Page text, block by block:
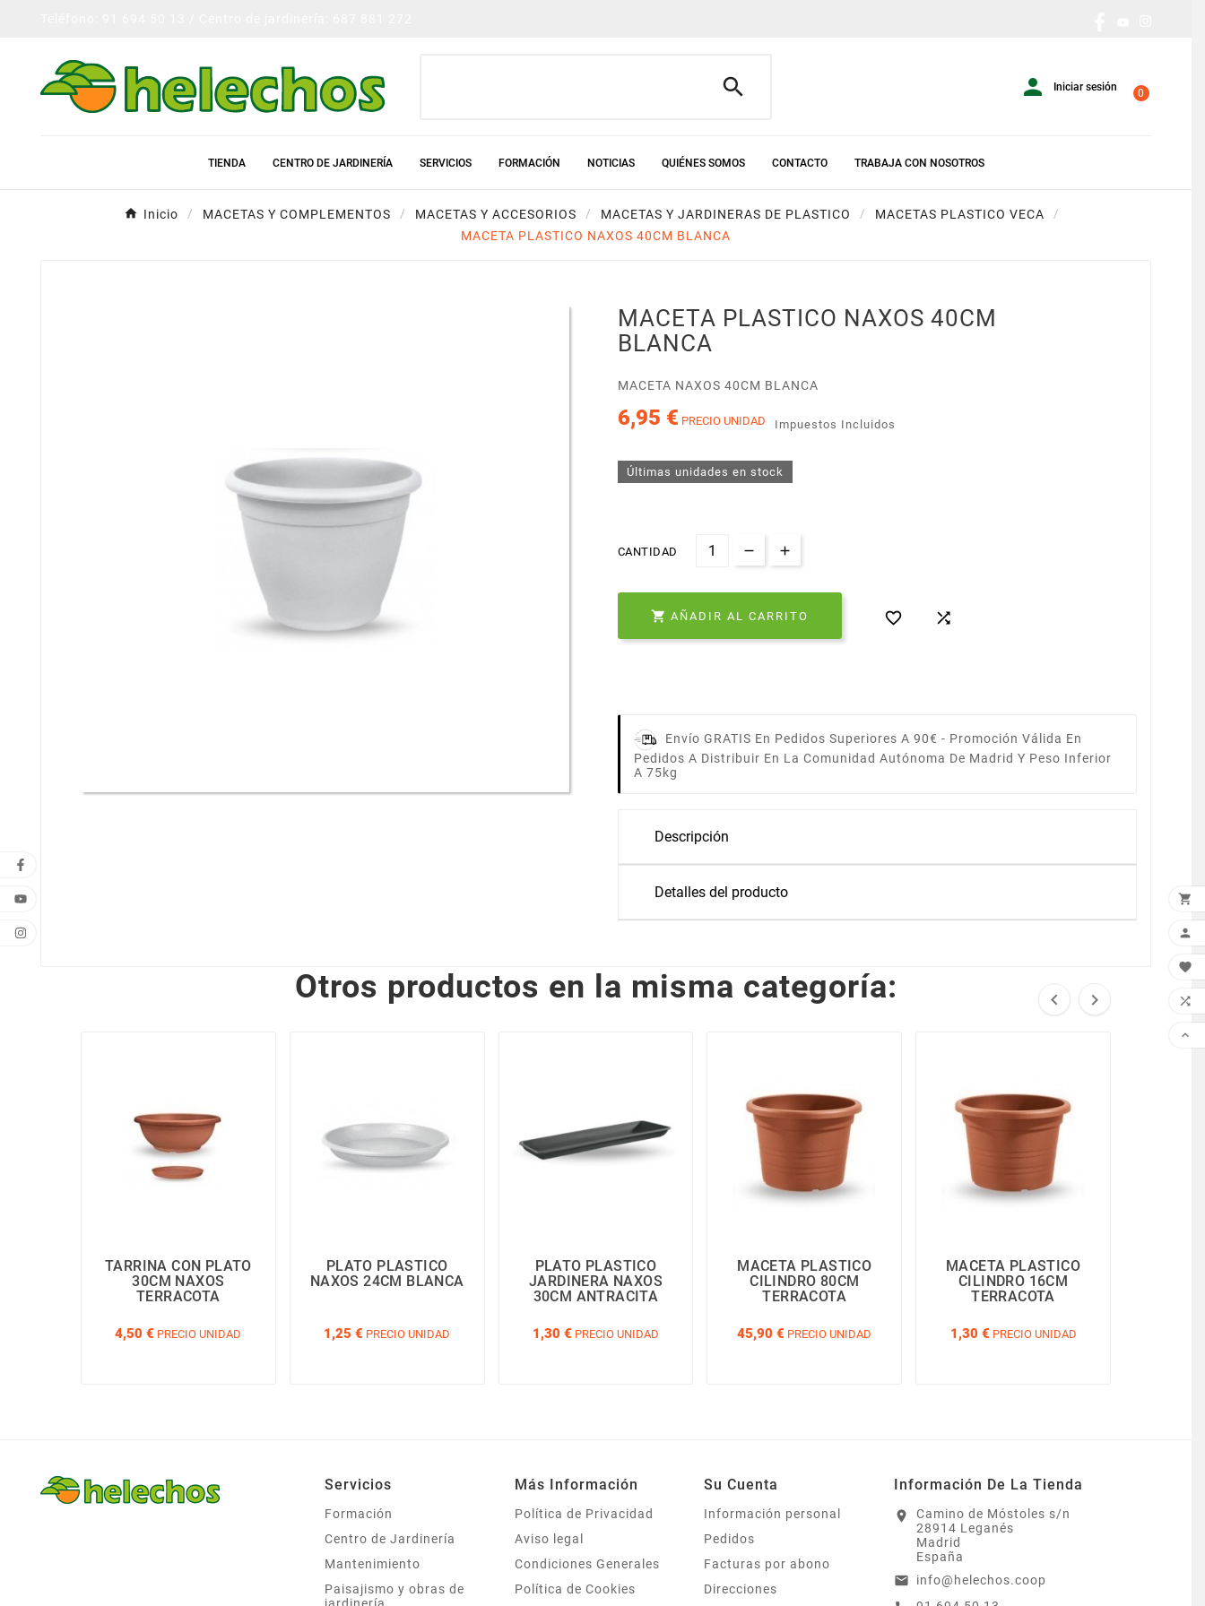
  Iniciar sesión 0
TIENDA CENTRO DE JARDINERÍA SERVICIOS FORMACIÓN NOTICIAS QUIÉNES SOMOS CONTACTO TRABAJA CON NOSOTROS
Inicio MACETAS Y COMPLEMENTOS MACETAS Y ACCESORIOS MACETAS Y JARDINERAS DE PLASTICO
MACETAS PLASTICO VECA
MACETA PLASTICO NAXOS 40CM BLANCA
MACETA PLASTICO NAXOS 40CM
BLANCA
MACETA NAXOS 40CM BLANCA
6,95 € PRECIO UNIDAD Impuestos Incluidos
Últimas unidades en stock
CANTIDAD
 AÑADIR AL CARRITO  
Envío GRATIS En Pedidos Superiores A 90€ - Promoción Válida En
Pedidos A Distribuir En La Comunidad Autónoma De Madrid Y Peso Inferior
A 75kg
Descripción
Detalles del producto
Otros productos en la misma categoría:  
TARRINA CON PLATO
30CM NAXOS
TERRACOTA
4,50 € PRECIO UNIDAD
PLATO PLASTICO
NAXOS 24CM BLANCA
1,25 € PRECIO UNIDAD
PLATO PLASTICO
JARDINERA NAXOS
30CM ANTRACITA
1,30 € PRECIO UNIDAD
MACETA PLASTICO
CILINDRO 80CM
TERRACOTA
45,90 € PRECIO UNIDAD
MACETA PLASTICO
CILINDRO 16CM
TERRACOTA
1,30 € PRECIO UNIDAD
Servicios
Formación
Centro de Jardinería
Mantenimiento
Paisajismo y obras de
jardinería
Más Información
Política de Privacidad
Aviso legal
Condiciones Generales
Política de Cookies
Su Cuenta
Información personal
Pedidos
Facturas por abono
Direcciones
Información De La Tienda
location_on
Camino de Móstoles s/n
28914 Leganés
Madrid
España
email info@helechos.coop




